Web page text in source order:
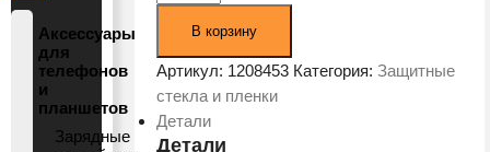
Аксессуары
для
телефонов
и
планшетов
Зарядные
для
экрана
Red
Line
В корзину
Артикул: 1208453 Категория:Защитные
стекла и пленки
Детали
Детали